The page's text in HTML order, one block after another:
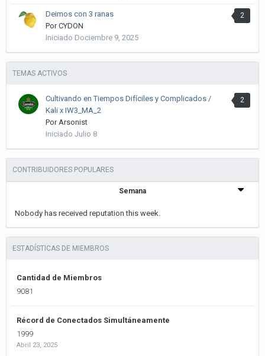
2
Deimos con 3 ranas
PorCYDON
Iniciado Dociembre 9, 2025
TEMAS ACTIVOS
2
Cultivando en Tiempos Difíciles y Complicados /
Kali x IW3_MA_2
PorArsonist
Iniciado Julio 8
CONTRIBUIDORES POPULARES
Semana
Nobody has received reputation this week.
ESTADÍSTICAS DE MIEMBROS
Cantidad de Miembros
9081
Récord de Conectados Simultáneamente
1999
Abril 23, 2025